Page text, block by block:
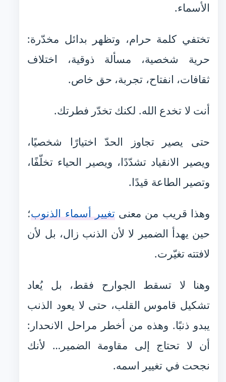
الأسماء.
تختفي كلمة حرام، وتظهر بدائل مخدّرة:
حرية شخصية، مسألة ذوقية، اختلاف
ثقافات، انفتاح، تجربة، حق خاص.
أنت لا تخدع الله. لكنك تخدّر فطرتك.
حتى يصير تجاوز الحدّ اختيارًا شخصيًا،
ويصير الانقياد تشدّدًا، ويصير الحياء تخلّفًا،
وتصير الطاعة قيدًا.
وهذا قريب من معنىتغيير أسماء الذنوب؛
حين يهدأ الضمير لا لأن الذنب زال، بل لأن
لافتته تغيّرت.
وهنا لا تسقط الجوارح فقط، بل يُعاد
تشكيل قاموس القلب، حتى لا يعود الذنب
يبدو ذنبًا. وهذه من أخطر مراحل الانحدار:
أن لا تحتاج إلى مقاومة الضمير… لأنك
نجحت في تغيير اسمه.